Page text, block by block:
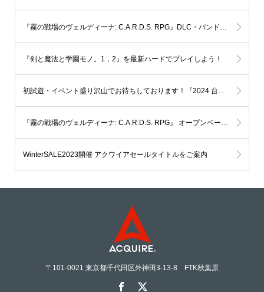
『剣と魔法と学園モノ。1，2』を最新ハードでプレイしよう！
WinterSALE2023開催 アクワイアセールタイトルをご案内
〒101-0021 東京都千代田区外神田3-13-8 FTK秋葉原